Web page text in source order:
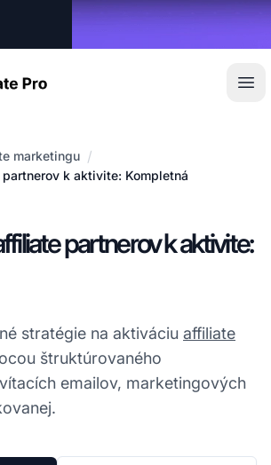
marketingu /
k aktivite: Kompletná
partnerov k aktivite:
stratégie na aktiváciu affiliate
štruktúrovaného
emailov, marketingových